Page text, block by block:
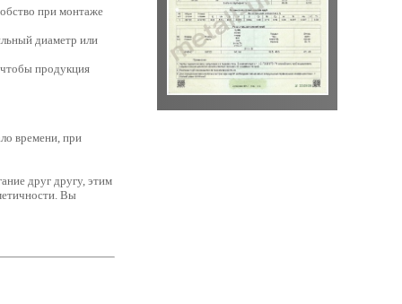
при монтаже
диаметр или
продукция
времени, при
друг другу, этим
Вы